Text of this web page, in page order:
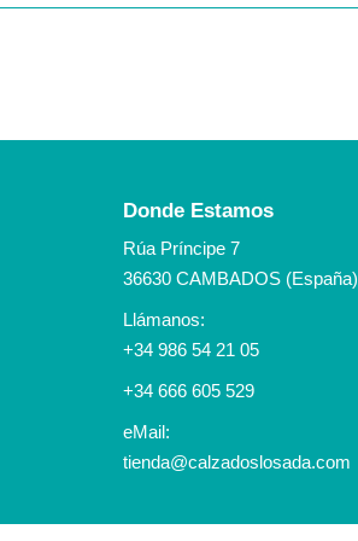
Donde Estamos
Rúa Príncipe 7
36630 CAMBADOS (España)
Llámanos:
+34 986 54 21 05
+34 666 605 529
eMail:
tienda@calzadoslosada.com